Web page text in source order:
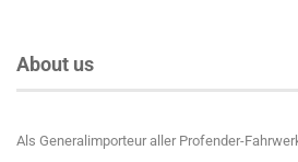
About us
Als Generalimporteur aller Profender-